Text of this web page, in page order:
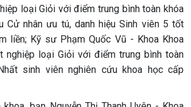
loại Giỏi với điểm trung bình toàn khóa
Cử nhân ưu tú, danh hiệu Sinh viên 5 tốt
liền; Kỹ sư Phạm Quốc Vũ - Khoa Khoa
nghiệp loại Giỏi với điểm trung bình toàn
sinh viên nghiên cứu khoa học cấp